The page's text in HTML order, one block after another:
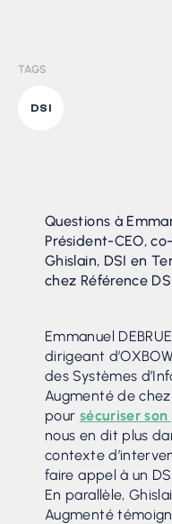
TAGS
DSI
Questions à
Président-CEO,
Ghislain, DSI en
chez Référence
Emmanuel
dirigeant
des Systèmes
Augmenté de
pour sécuriser
nous en dit plus
contexte
faire appel à un
En parallèle,
Augmenté